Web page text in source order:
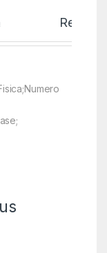
Reseñas